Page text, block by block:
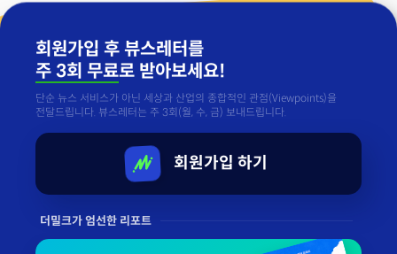
회원가입 후 뷰스레터를
주 3회 무료로 받아보세요!
단순 뉴스 서비스가 아닌 세상과 산업의 종합적인 관점(Viewpoints)을
전달드립니다. 뷰스레터는 주 3회(월, 수, 금) 보내드립니다.
회원가입 하기
더밀크가 엄선한 리포트